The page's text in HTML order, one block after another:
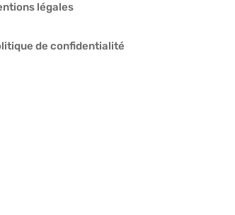
légales
de confidentialité